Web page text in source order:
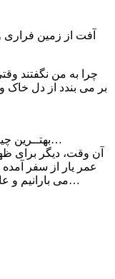
آفت از زمین فراری
چرا به من نگفتند
بر می بندد از دل خاک
بهتــرین چیز، نگاه پر خیر و برکت توست و اقتدا به شما…
آن وقت، دیگر برای
عمر یار از سفر
می بارانیم و عاشقانه در پی اوامر شما به گردت می گردیم…